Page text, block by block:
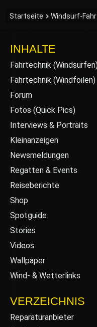
Startseite Windsurf-
INHALTE
Fahrtechnik
Fahrtechnik (Windfoilen)
Forum
Fotos (Quick Pics)
Interviews & Portraits
Kleinanzeigen
Newsmeldungen
Regatten & Events
Reiseberichte
Shop
Spotguide
Stories
Videos
Wallpaper
Wind- & Wetterlinks
VERZEICHNIS
Reparaturanbieter